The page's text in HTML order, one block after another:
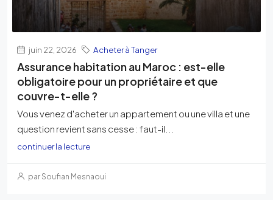
juin 22, 2026 Acheter à Tanger
Assurance habitation au Maroc : est-elle
obligatoire pour un propriétaire et que
couvre-t-elle ?
Vous venez d'acheter un appartement ou une villa et une
question revient sans cesse : faut-il...
continuer la lecture
par Soufian Mesnaoui